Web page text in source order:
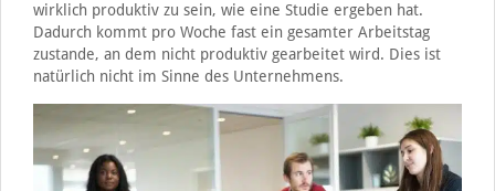
wirklich produktiv zu sein, wie eine Studie ergeben hat.
Dadurch kommt pro Woche fast ein gesamter Arbeitstag
zustande, an dem nicht produktiv gearbeitet wird. Dies ist
natürlich nicht im Sinne des Unternehmens.